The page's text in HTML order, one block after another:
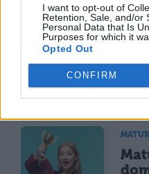
I want to opt-out of
Retention, Sale, and/or
Personal Data that Is
Purposes for which it
Opted Out
CONFIRM
per